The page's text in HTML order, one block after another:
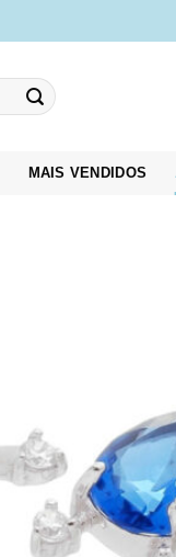
MAIS VENDIDOS